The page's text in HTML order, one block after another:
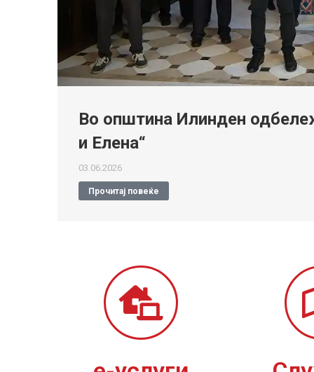
Во општина Илинден
и Елена“
03.06.2026
Прочитај повеќе